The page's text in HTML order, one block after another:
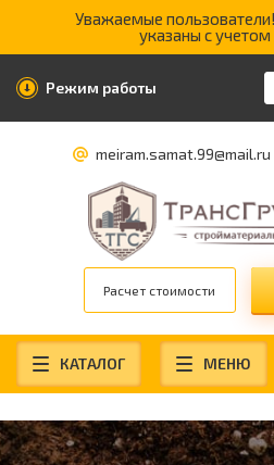
Уважаемые
указаны с учетом
Режим работы
meiram.samat.99@mail.ru
Расчет стоимости
КАТАЛОГ МЕНЮ